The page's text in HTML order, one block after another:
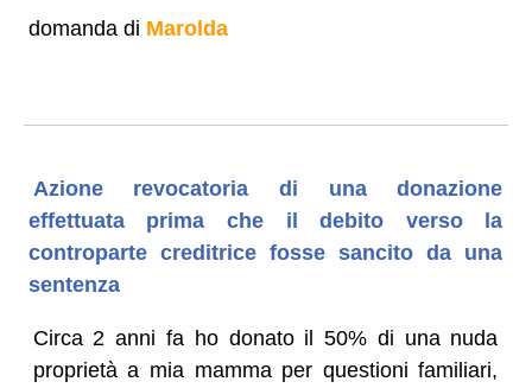
domanda di Marolda
Azione revocatoria di una donazione
effettuata prima che il debito verso la
controparte creditrice fosse sancito da una
sentenza
Circa 2 anni fa ho donato il 50% di una nuda
proprietà a mia mamma per questioni familiari,